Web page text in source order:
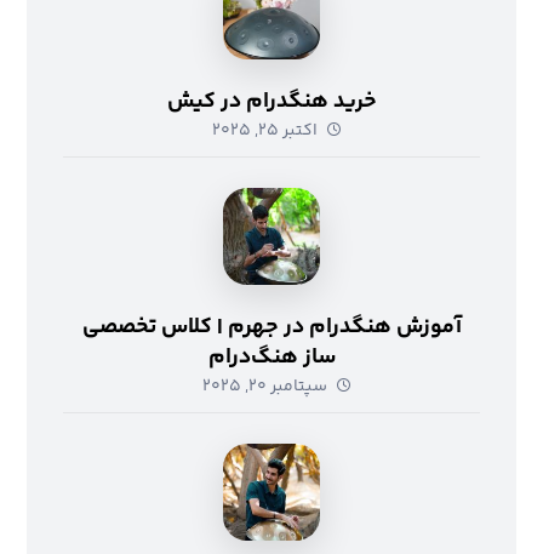
خرید هنگدرام در کیش
اکتبر ۲۵, ۲۰۲۵
آموزش هنگدرام در جهرم | کلاس تخصصی
ساز هنگ‌درام
سپتامبر ۲۰, ۲۰۲۵